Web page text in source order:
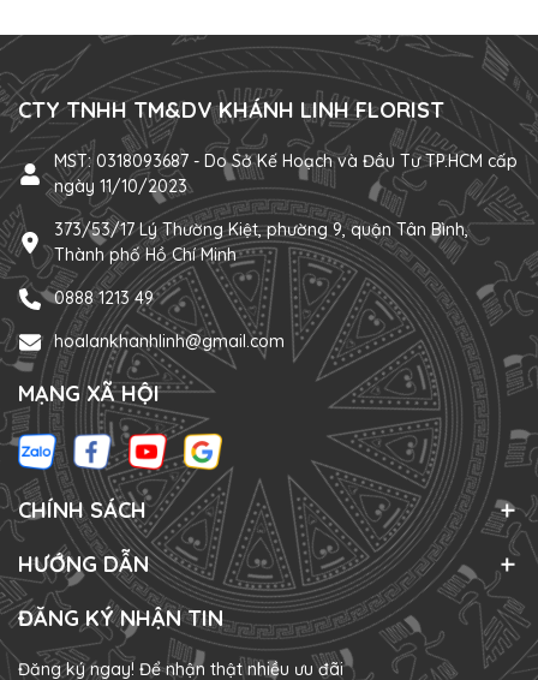
CTY TNHH TM&DV KHÁNH LINH FLORIST
MST: 0318093687 - Do Sở Kế Hoạch và Đầu Tư TP.HCM cấp
ngày 11/10/2023
373/53/17 Lý Thường Kiệt, phường 9, quận Tân Bình,
Thành phố Hồ Chí Minh
0888 1213 49
hoalankhanhlinh@gmail.com
MẠNG XÃ HỘI
CHÍNH SÁCH
HƯỚNG DẪN
ĐĂNG KÝ NHẬN TIN
Đăng ký ngay! Để nhận thật nhiều ưu đãi